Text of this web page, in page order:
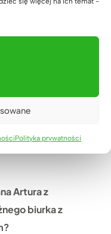
Polityka prywatności
siłownię
wykonaliśmy
oddziału
Artura z
biurka z